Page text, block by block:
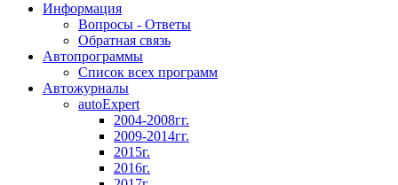
Информация
Вопросы - Ответы
Обратная связь
Автопрограммы
Список всех программ
Автожурналы
autoExpert
2004-2008гг.
2009-2014гг.
2015г.
2016г.